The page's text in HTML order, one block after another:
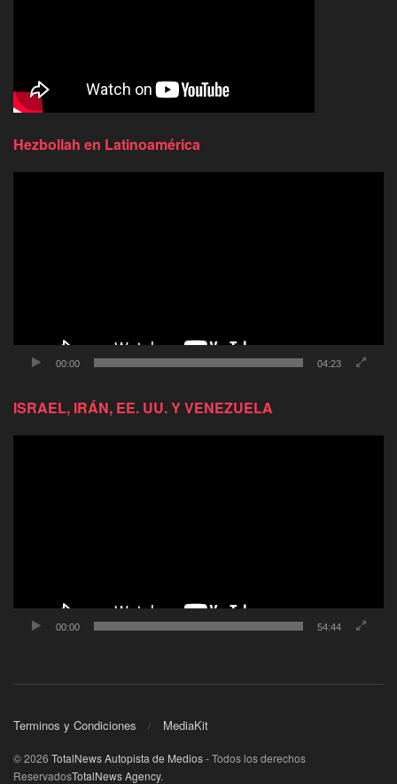
Hezbollah en Latinoamérica
00:00 04:23
ISRAEL, IRÁN, EE. UU. Y VENEZUELA
00:00 54:44
Terminos y Condiciones MediaKit
© 2026 TotalNews Autopista de Medios- Todos los derechos
ReservadosTotalNews Agency.